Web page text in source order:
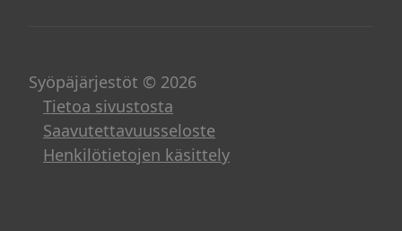
Syöpäjärjestöt © 2026
Tietoa sivustosta
Saavutettavuusseloste
Henkilötietojen käsittely